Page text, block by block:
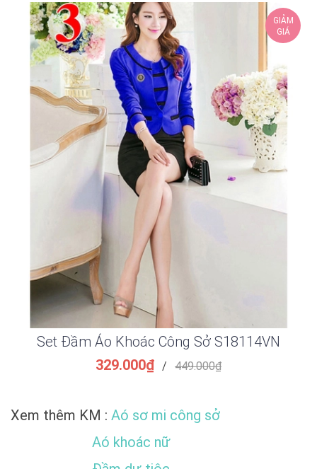
GIẢM
GIÁ
Set Đầm Áo Khoác Công Sở S18114VN
329.000₫
/ 449.000₫
Xem thêm KM : Aó sơ mi công sở
Aó khoác nữ